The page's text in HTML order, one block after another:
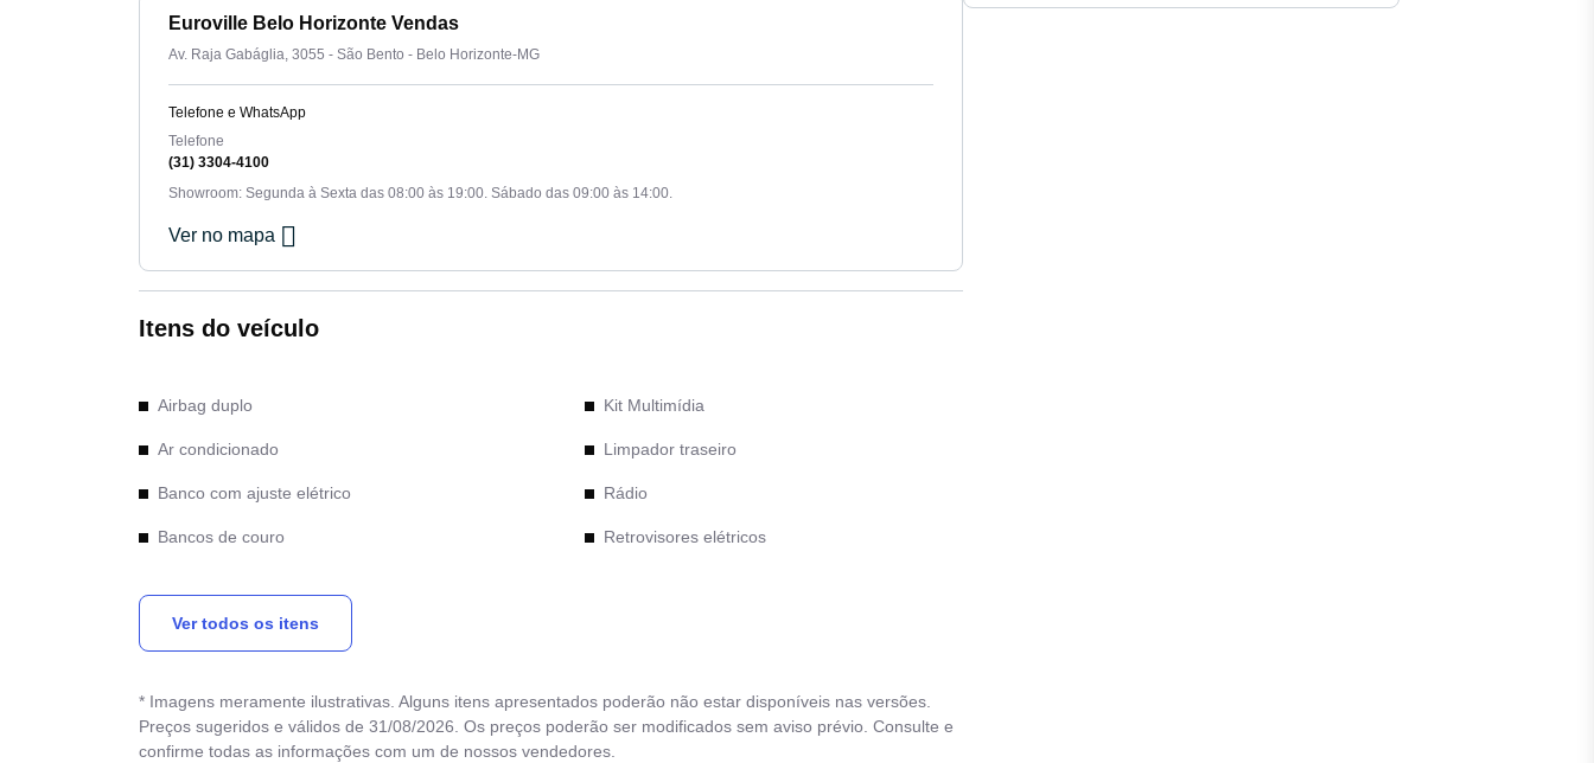
Euroville Belo Horizonte Vendas
Av. Raja Gabáglia, 3055 - São Bento - Belo Horizonte-MG
Telefone e WhatsApp
Telefone
(31) 3304-4100
Showroom: Segunda à Sexta das 08:00 às 19:00. Sábado das 09:00 às 14:00.
Ver no mapa
Itens do veículo
Airbag duplo
Ar condicionado
Banco com ajuste elétrico
Bancos de couro
Direção Elétrica
Kit Multimídia
Limpador traseiro
Rádio
Retrovisores elétricos
Ver todos os itens
* Imagens meramente ilustrativas. Alguns itens apresentados poderão não estar disponíveis nas versões.
Preços sugeridos e válidos de 31/08/2026. Os preços poderão ser modificados sem aviso prévio. Consulte e
confirme todas as informações com um de nossos vendedores.